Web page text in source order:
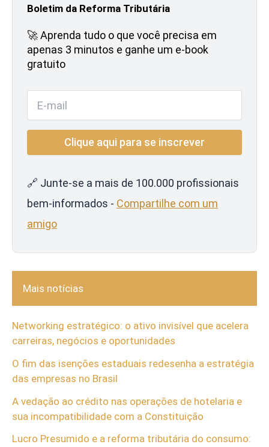
Boletim da Reforma Tributária
🚀 Aprenda tudo o que você precisa em
apenas 3 minutos e ganhe um e-book
gratuito
🔗 Junte-se a mais de 100.000 profissionais
bem-informados - Compartilhe com um
amigo
Mais notícias
Networking estratégico: o ativo invisível que acelera
carreiras, negócios e oportunidades
O fim das isenções estaduais redesenha a estratégia
das empresas no Brasil
A vedação ao crédito nas operações de hotelaria e
sua incompatibilidade com a Constituição
Lucro Presumido e a reforma tributária do consumo: